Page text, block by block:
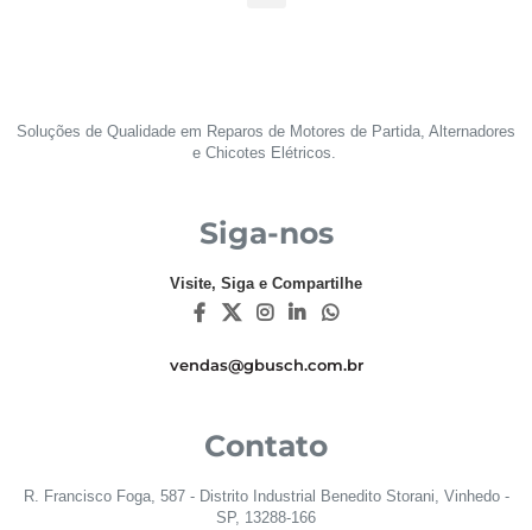
Soluções de Qualidade em Reparos de Motores de Partida, Alternadores
e Chicotes Elétricos.
Siga-nos
Visite, Siga e Compartilhe
vendas@gbusch.com.br
Contato
R. Francisco Foga, 587 - Distrito Industrial Benedito Storani, Vinhedo -
SP, 13288-166